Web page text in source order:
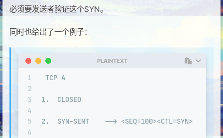
必须要发送者验证这个SYN。
同时也给出了一个例子：
PLAINTEXT
1
2
3
4
5
6
TCP A
1.  CLOSED
2.  SYN-SENT    --> <SEQ=100><CTL=SYN>